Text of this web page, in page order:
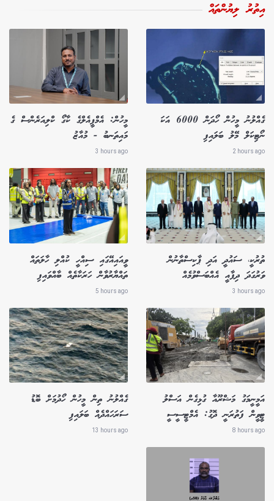
އިތުރު ލިޔުންތައް
ގެއްލުނު މީހުން ހޯދަން 6000 އަކަ
ނޯޓިކަލް މޭލު ބަލައިފި
2 hours ago
މީހުން: އެމްޕީއެލްގެ ކާގޯ ކްލިއަރެންސް ގެ
މައިތަނބު - މުއާޒު
3 hours ago
ތުރުކީ، ސައުދީ އަދި ޕާކިސްތާނުން
ވަރުގަދަ ދިފާއީ އެއްބަސްވުމެއް
3 hours ago
ވީއައިއޭގައި ސިއްހީ ކުއްލި ހާލަތައް
ތައްޔާރުވާން ހަރަކާތެއް ބާއްވައިފި
5 hours ago
އަމީނީމަގު މަޝްރޫއާ ގުޅިގެން އަސްލު
ޓީވީން ފަތުރަނީ ދޮގު: އެމްޓީސީސީ
8 hours ago
ގެއްލުނު ތިން މީހުން ހޯދުމަށް ބޮޑު
ސަރަހައްދެއް ބަލައިފި
13 hours ago